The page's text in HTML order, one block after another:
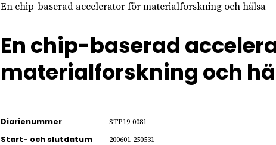
En chip-baserad accelerator för materialforskning och hälsa
En chip-baserad
materialforskning och
Diarienummer STP19-0081
Start- och slutdatum 200601-250531